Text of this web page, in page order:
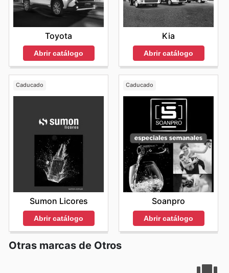
Toyota
Abrir catálogo
Kia
Abrir catálogo
Caducado
Sumon Licores
Abrir catálogo
Caducado
Soanpro
Abrir catálogo
Otras marcas de Otros